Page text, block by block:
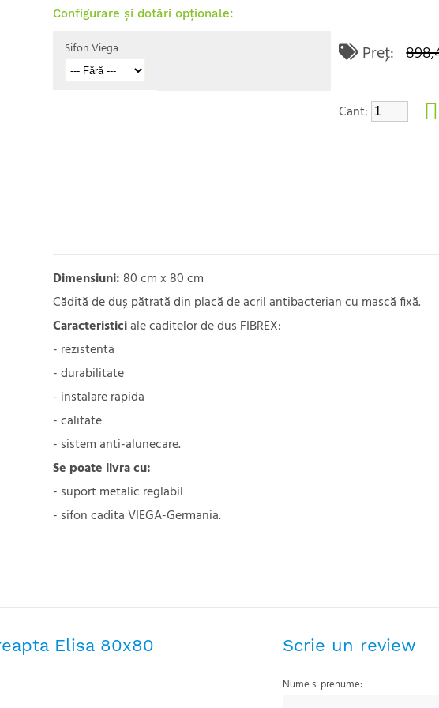
Configurare și dotări opționale:
Sifon Viega Preţ:
Cant:
Dimensiuni: 80 cm x 80 cm
Cădită de duș pătrată din placă de acril antibacterian cu mască fixă.
Caracteristiciale caditelor de dus FIBREX:
- rezistenta
- durabilitate
- instalare rapida
- calitate
- sistem anti-alunecare.
Se poate livra cu:
- suport metalic reglabil
- sifon cadita VIEGA-Germania.
Elisa 80x80 Scrie un review
Nume si prenume: